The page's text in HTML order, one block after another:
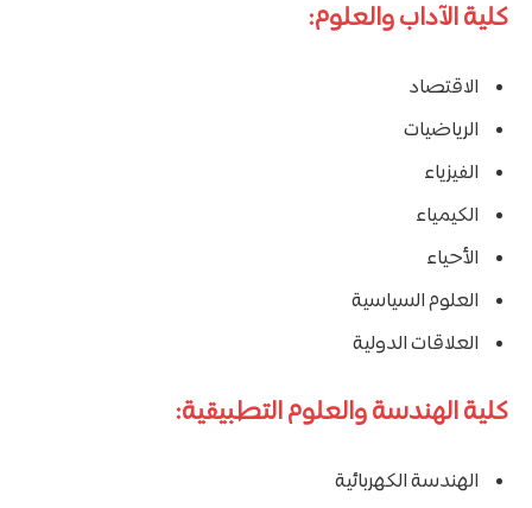
كلية الآداب والعلوم:
الاقتصاد
الرياضيات
الفيزياء
الكيمياء
الأحياء
العلوم السياسية
العلاقات الدولية
كلية الهندسة والعلوم التطبيقية:
الهندسة الكهربائية